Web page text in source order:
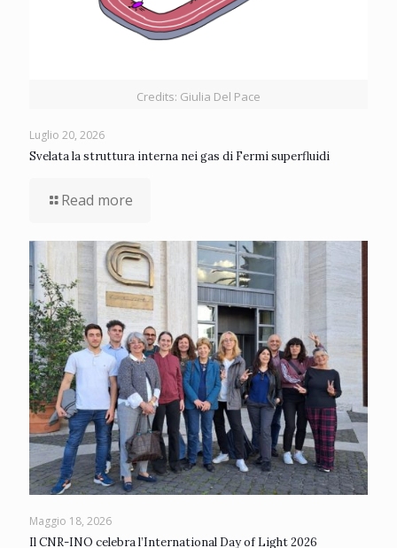
Credits: Giulia Del Pace
Luglio 20, 2026
Svelata la struttura interna nei gas di Fermi superfluidi
Read more
Maggio 18, 2026
Il CNR-INO celebra l’International Day of Light 2026